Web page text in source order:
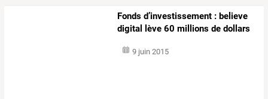
Fonds d’investissement : believe
digital lève 60 millions de dollars
9 juin 2015